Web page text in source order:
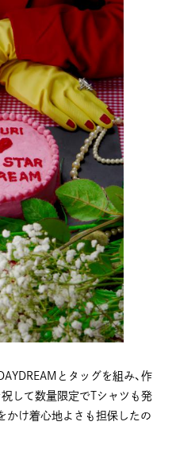
とタッグを組み、作
祝して数量限定でTシャツも発
かけ着心地よさも担保したの